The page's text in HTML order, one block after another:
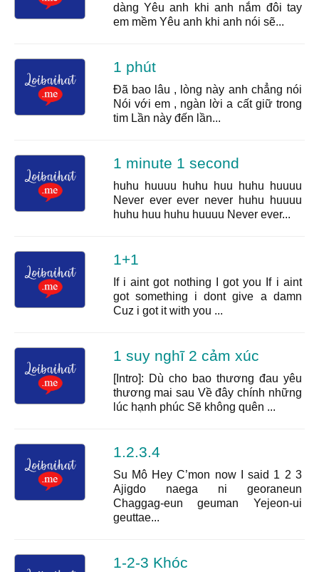
dàng Yêu anh khi anh nắm đôi tay
em mềm Yêu anh khi anh nói sẽ...
1 phút
Đã bao lâu , lòng này anh chẳng nói
Nói với em , ngàn lời a cất giữ trong
tim Lần này đến lần...
1 minute 1 second
huhu huuuu huhu huu huhu huuuu
Never ever ever never huhu huuuu
huhu huu huhu huuuu Never ever...
1+1
If i aint got nothing I got you If i aint
got something i dont give a damn
Cuz i got it with you ...
1 suy nghĩ 2 cảm xúc
[Intro]: Dù cho bao thương đau yêu
thương mai sau Về đây chính những
lúc hạnh phúc Sẽ không quên ...
1.2.3.4
Su Mô Hey C’mon now I said 1 2 3
Ajigdo naega ni georaneun
Chaggag-eun geuman Yejeon-ui
geuttae...
1-2-3 Khóc